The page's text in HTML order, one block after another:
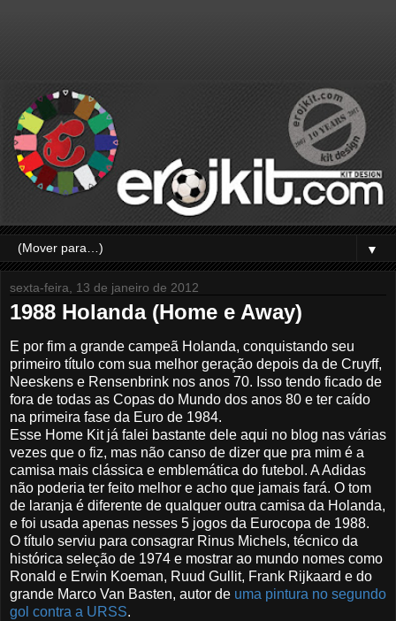
▼
sexta-feira, 13 de janeiro de 2012
1988 Holanda (Home e Away)
E por fim a grande campeã Holanda, conquistando seu
primeiro título com sua melhor geração depois da de Cruyff,
Neeskens e Rensenbrink nos anos 70. Isso tendo ficado de
fora de todas as Copas do Mundo dos anos 80 e ter caído
na primeira fase da Euro de 1984.
Esse Home Kit já falei bastante dele aqui no blog nas várias
vezes que o fiz, mas não canso de dizer que pra mim é a
camisa mais clássica e emblemática do futebol. A Adidas
não poderia ter feito melhor e acho que jamais fará. O tom
de laranja é diferente de qualquer outra camisa da Holanda,
e foi usada apenas nesses 5 jogos da Eurocopa de 1988.
O título serviu para consagrar Rinus Michels, técnico da
histórica seleção de 1974 e mostrar ao mundo nomes como
Ronald e Erwin Koeman, Ruud Gullit, Frank Rijkaard e do
grande Marco Van Basten, autor de uma pintura no segundo
gol contra a URSS.